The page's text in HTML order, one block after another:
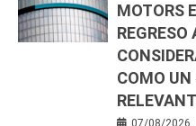
MOTORS
REGRESO
COMO UN
07/08/2026